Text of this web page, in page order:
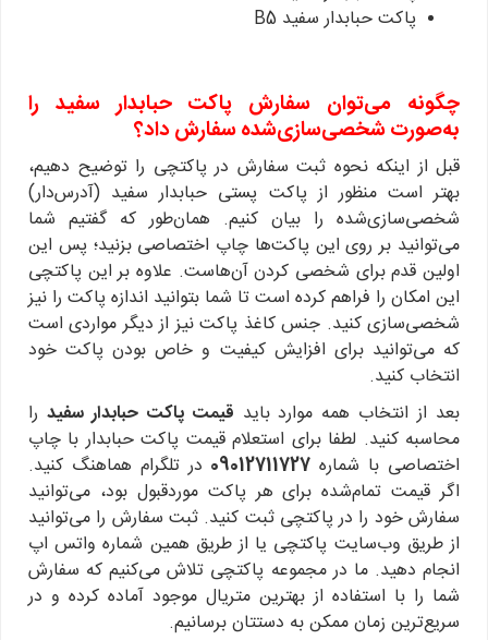
پاکت حبابدار سفید B5
چگونه می‌توان سفارش پاکت حبابدار سفید را
به‌صورت شخصی‌سازی‌شده سفارش داد؟
قبل از اینکه نحوه ثبت سفارش در پاکتچی را توضیح دهیم،
بهتر است منظور از پاکت پستی حبابدار سفید (آدرس‌دار)
شخصی‌سازی‌شده را بیان کنیم. همان‌طور که گفتیم شما
می‌توانید بر روی این پاکت‌ها چاپ اختصاصی بزنید؛ پس این
اولین قدم برای شخصی کردن آن‌هاست. علاوه بر این پاکتچی
این امکان را فراهم کرده است تا شما بتوانید اندازه پاکت را نیز
شخصی‌سازی کنید. جنس کاغذ پاکت نیز از دیگر مواردی است
که می‌توانید برای افزایش کیفیت و خاص بودن پاکت خود
انتخاب کنید.
بعد از انتخاب همه موارد باید قیمت پاکت حبابدار سفید را
محاسبه کنید. لطفا برای استعلام قیمت پاکت حبابدار با چاپ
اختصاصی با شماره 09012711727 در تلگرام هماهنگ کنید.
اگر قیمت تمام‌شده برای هر پاکت موردقبول بود، می‌توانید
سفارش خود را در پاکتچی ثبت کنید. ثبت سفارش را می‌توانید
از طریق وب‌سایت پاکتچی یا از طریق همین شماره واتس اپ
انجام دهید. ما در مجموعه پاکتچی تلاش می‌کنیم که سفارش
شما را با استفاده از بهترین متریال موجود آماده کرده و در
سریع‌ترین زمان ممکن به دستتان برسانیم.